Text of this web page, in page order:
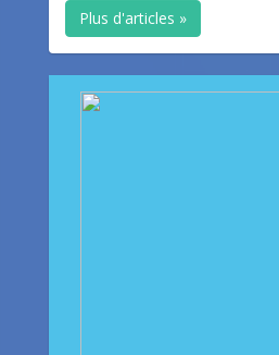
Plus d'articles »